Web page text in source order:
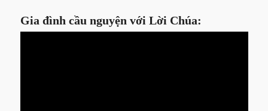
Gia đình cầu nguyện với Lời Chúa: